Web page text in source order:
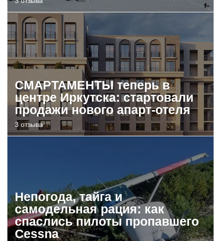
СМАРТАМЕНТЫ теперь в
центре Иркутска: стартовали
продажи нового апарт-отеля
3 отзыва
Непогода, тайга и
самодельная рация: как
спаслись пилоты пропавшего
Cessna